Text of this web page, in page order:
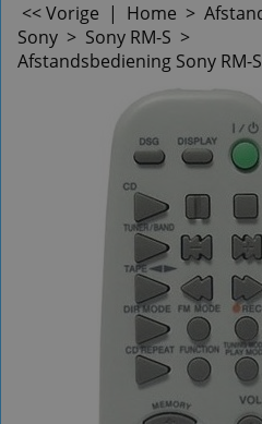
<< Vorige | Home >
Sony > Sony RM-S >
Afstandsbediening Sony RM-